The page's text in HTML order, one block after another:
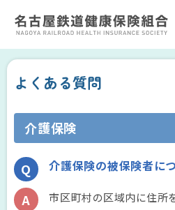
よくある質問
介護保険
介護保険の被保険者につ
市区町村の区域内に住所